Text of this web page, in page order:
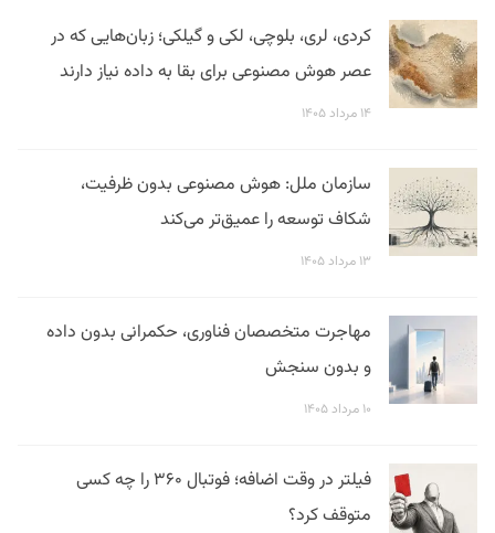
کردی، لری، بلوچی، لکی و گیلکی؛ زبان‌هایی که در
عصر هوش مصنوعی برای بقا به داده نیاز دارند
۱۴ مرداد ۱۴۰۵
سازمان ملل: هوش مصنوعی بدون ظرفیت،
شکاف توسعه را عمیق‌تر می‌کند
۱۳ مرداد ۱۴۰۵
مهاجرت متخصصان فناوری، حکمرانی بدون داده
و بدون سنجش
۱۰ مرداد ۱۴۰۵
فیلتر در وقت اضافه؛ فوتبال ۳۶۰ را چه کسی
متوقف کرد؟